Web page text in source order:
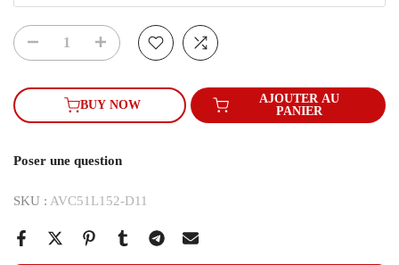
BUY NOW
AJOUTER AU
PANIER
Poser une question
SKU : AVC51L152-D11